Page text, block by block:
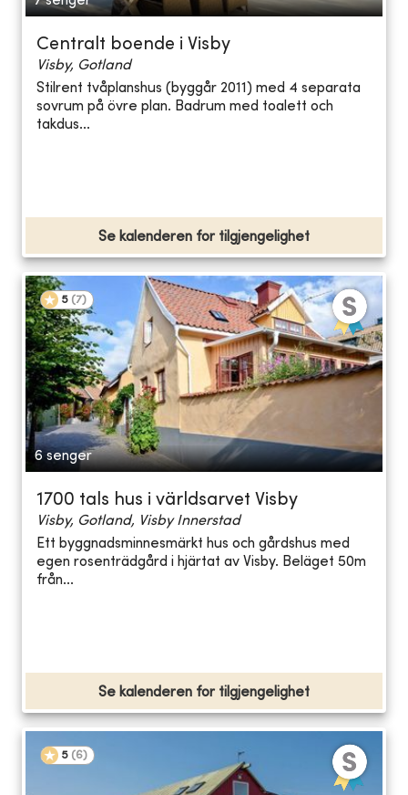
Centralt boende i Visby
Visby, Gotland
Stilrent tvåplanshus (byggår 2011) med 4 separata
sovrum på övre plan. Badrum med toalett och
takdus...
Se kalenderen for tilgjengelighet
5 (7)
6 senger
1700 tals hus i världsarvet Visby
Visby, Gotland, Visby Innerstad
Ett byggnadsminnesmärkt hus och gårdshus med
egen rosenträdgård i hjärtat av Visby. Beläget 50m
från...
Se kalenderen for tilgjengelighet
5 (6)